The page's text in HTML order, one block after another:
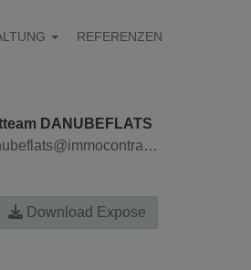
REFERENZEN
DANUBEFLATS
Download Expose